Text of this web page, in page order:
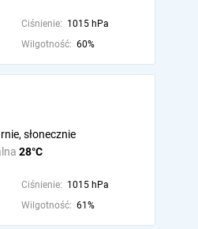
Ciśnienie: 1015 hPa
Wilgotność: 60%
28°C
słonecznie
Ciśnienie: 1015 hPa
Wilgotność: 61%